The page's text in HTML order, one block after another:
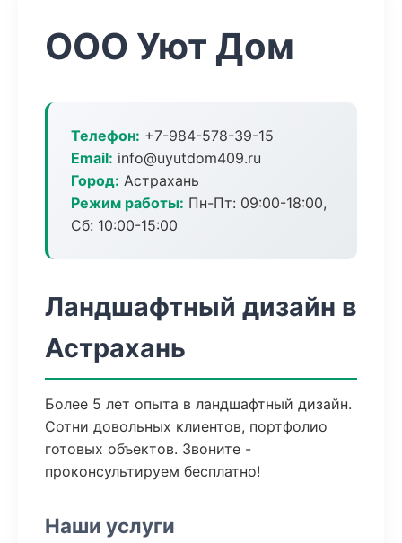
ООО Уют Дом
Телефон: +7-984-578-39-15
Email: info@uyutdom409.ru
Город: Астрахань
Режим работы: Пн-Пт: 09:00-18:00,
Сб: 10:00-15:00
Ландшафтный дизайн в
Астрахань
Более 5 лет опыта в ландшафтный дизайн.
Сотни довольных клиентов, портфолио
готовых объектов. Звоните -
проконсультируем бесплатно!
Наши услуги